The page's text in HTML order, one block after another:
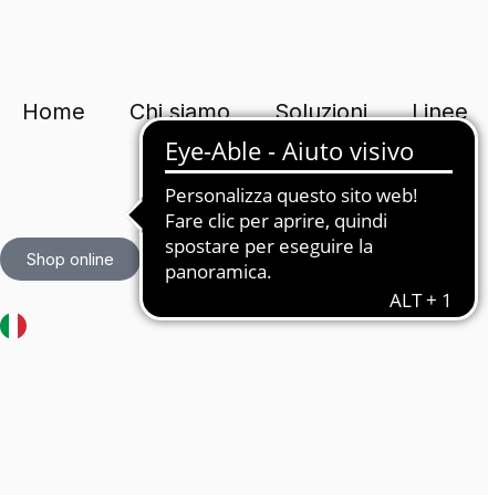
Home
Chi siamo Soluzioni Linee
Shop online